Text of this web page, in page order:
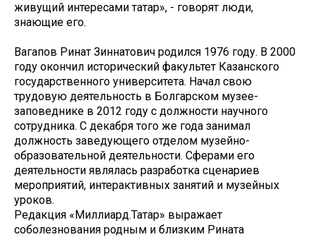
живущий интересами татар», - говорят люди,
знающие его.
Вагапов Ринат Зиннатович родился 1976 году. В 2000
году окончил исторический факультет Казанского
государственного университета. Начал свою
трудовую деятельность в Болгарском музее-
заповеднике в 2012 году с должности научного
сотрудника. С декабря того же года занимал
должность заведующего отделом музейно-
образовательной деятельности. Сферами его
деятельности являлась разработка сценариев
мероприятий, интерактивных занятий и музейных
уроков.
Редакция «Миллиард.Татар» выражает
соболезнования родным и близким Рината